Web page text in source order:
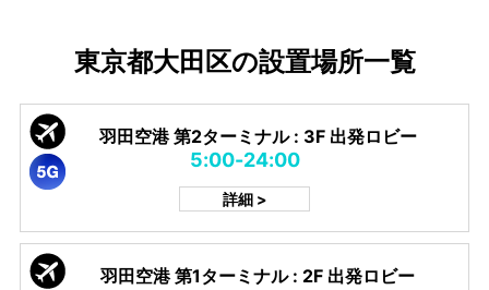
東京都大田区の設置場所一覧
羽田空港 第2ターミナル : 3F 出発ロビー
5:00-24:00
詳細 >
羽田空港 第1ターミナル : 2F 出発ロビー